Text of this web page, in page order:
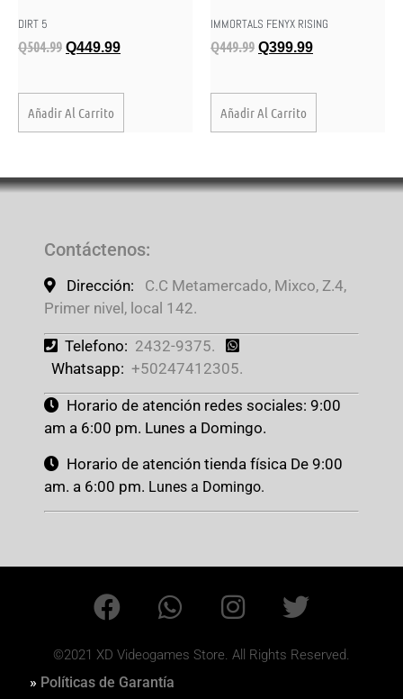
DIRT 5
Q504.99 Q449.99
Añadir Al Carrito
IMMORTALS FENYX RISING
Q449.99 Q399.99
Añadir Al Carrito
Contáctenos:
Dirección:
C.C Metamercado, Mixco, Z.4,
Primer nivel, local 142.
Telefono: 2432-9375.
Whatsapp: +50247412305.
Horario de atención redes sociales: 9:00
am a 6:00 pm. Lunes a Domingo.
Horario de atención tienda física De 9:00
am. a 6:00 pm. Lunes a Domingo.
©2021 XD Videogames Store. All Rights Reserved.
» Políticas de Garantía